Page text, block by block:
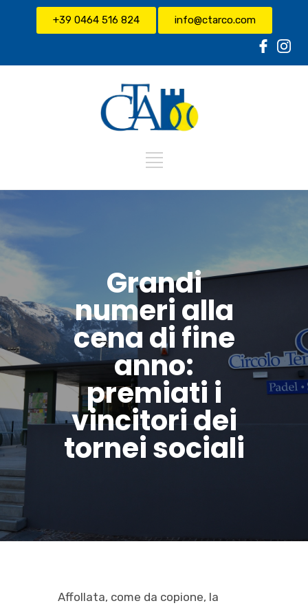
+39 0464 516 824 info@ctarco.com
Grandi
numeri alla
cena di fine
anno:
premiati i
vincitori dei
tornei sociali
Affollata, come da copione, la